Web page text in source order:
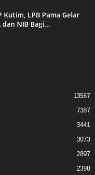
Kutim, LPB Pama Gelar
dan NIB Bagi...
13567
7387
3441
3073
2897
2398